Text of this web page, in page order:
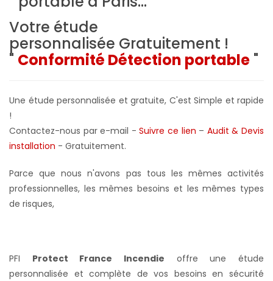
Votre étude
personnalisée Gratuitement !
" Conformité Détection portable "
Une étude personnalisée et gratuite, C'est Simple et rapide
!
Contactez-nous par e-mail -Suivre ce lien – Audit & Devis
installation - Gratuitement.
Parce que nous n'avons pas tous les mêmes activités
professionnelles, les mêmes besoins et les mêmes types
de risques,
PFI Protect France Incendie offre une étude
personnalisée et complète de vos besoins en sécurité